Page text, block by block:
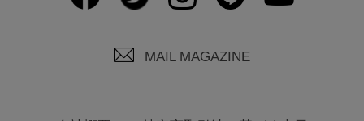
MAIL MAGAZINE